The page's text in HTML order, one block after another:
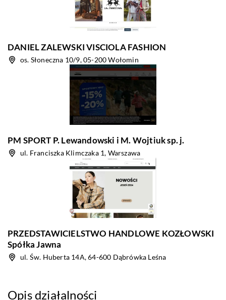
DANIEL ZALEWSKI VISCIOLA FASHION
os. Słoneczna 10/9, 05-200 Wołomin
PM SPORT P. Lewandowski i M. Wojtiuk sp. j.
ul. Franciszka Klimczaka 1, Warszawa
PRZEDSTAWICIELSTWO HANDLOWE KOZŁOWSKI
Spółka Jawna
ul. Św. Huberta 14A, 64-600 Dąbrówka Leśna
Opis działalności